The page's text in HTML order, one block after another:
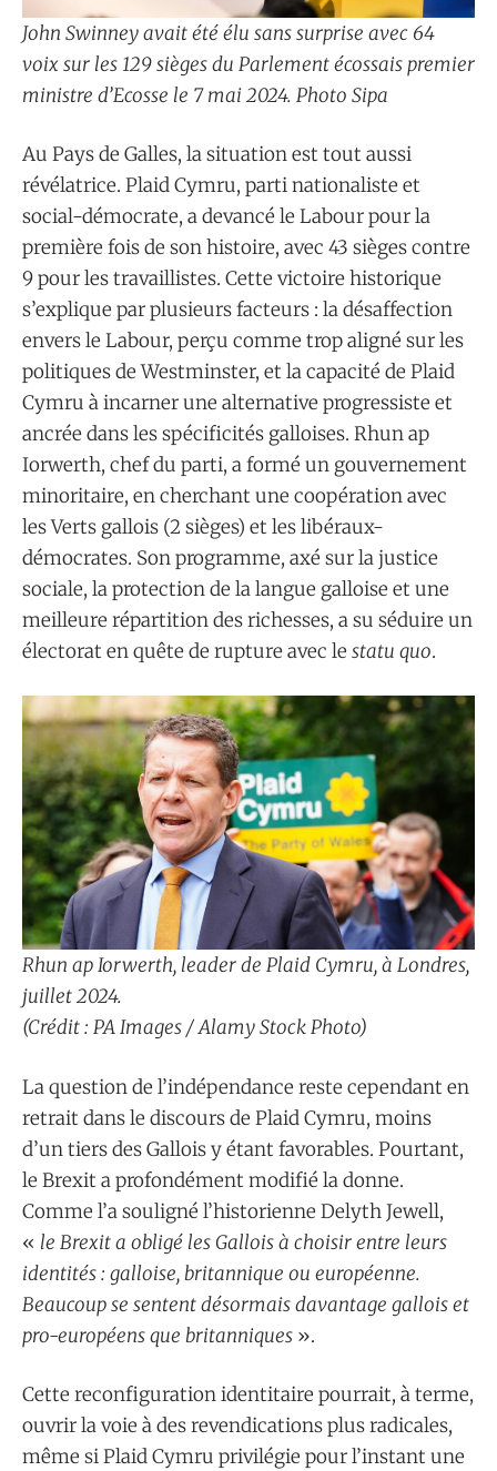
John Swinney avait été élu sans surprise avec 64
voix sur les 129 sièges du Parlement écossais premier
ministre d’Ecosse le 7 mai 2024. Photo Sipa
Au Pays de Galles, la situation est tout aussi
révélatrice. Plaid Cymru, parti nationaliste et
social-démocrate, a devancé le Labour pour la
première fois de son histoire, avec 43 sièges contre
9 pour les travaillistes. Cette victoire historique
s’explique par plusieurs facteurs : la désaffection
envers le Labour, perçu comme trop aligné sur les
politiques de Westminster, et la capacité de Plaid
Cymru à incarner une alternative progressiste et
ancrée dans les spécificités galloises. Rhun ap
Iorwerth, chef du parti, a formé un gouvernement
minoritaire, en cherchant une coopération avec
les Verts gallois (2 sièges) et les libéraux-
démocrates. Son programme, axé sur la justice
sociale, la protection de la langue galloise et une
meilleure répartition des richesses, a su séduire un
électorat en quête de rupture avec le statu quo.
Rhun ap Iorwerth, leader de Plaid Cymru, à Londres,
juillet 2024.
(Crédit : PA Images / Alamy Stock Photo)
La question de l’indépendance reste cependant en
retrait dans le discours de Plaid Cymru, moins
d’un tiers des Gallois y étant favorables. Pourtant,
le Brexit a profondément modifié la donne.
Comme l’a souligné l’historienne Delyth Jewell,
« le Brexit a obligé les Gallois à choisir entre leurs
identités : galloise, britannique ou européenne.
Beaucoup se sentent désormais davantage gallois et
pro-européens que britanniques ».
Cette reconfiguration identitaire pourrait, à terme,
ouvrir la voie à des revendications plus radicales,
même si Plaid Cymru privilégie pour l’instant une